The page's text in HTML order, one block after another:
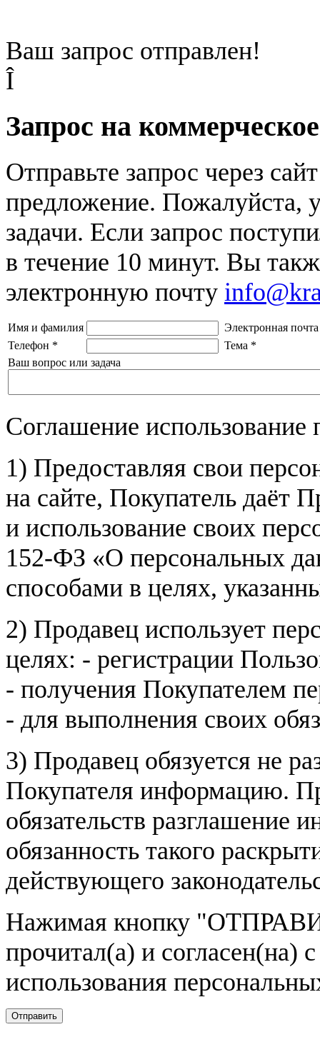
Ваш запрос отправлен!
Î
Запрос на
Отправьте запрос через
предложение. Пожалуйста,
задачи. Если запрос
в течение 10 минут. Вы
электронную почту
Имя и фамилия
Электронная почта
Телефон * Тема *
Ваш вопрос или задача
Соглашение
1) Предоставляя свои
на сайте, Покупатель даёт
и использование своих
152-ФЗ «О персональных
способами в целях,
2) Продавец использует
целях: - регистрации
- получения Покупателем
- для выполнения своих
3) Продавец обязуется не
Покупателя информацию.
обязательств разглашение
обязанность такого
действующего
Нажимая кнопку
прочитал(а) и согласен(на)
использования
Отправить